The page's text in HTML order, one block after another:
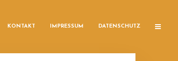
KONTAKT IMPRESSUM DATENSCHUTZ